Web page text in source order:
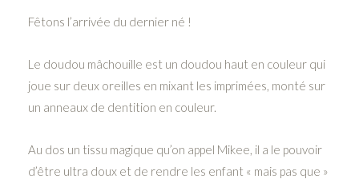
Fêtons l’arrivée du dernier né !
Le doudou mâchouille est un doudou haut en couleur qui
joue sur deux oreilles en mixant les imprimées, monté sur
un anneaux de dentition en couleur.
Au dos un tissu magique qu’on appel Mikee, il a le pouvoir
d’être ultra doux et de rendre les enfant « mais pas que »